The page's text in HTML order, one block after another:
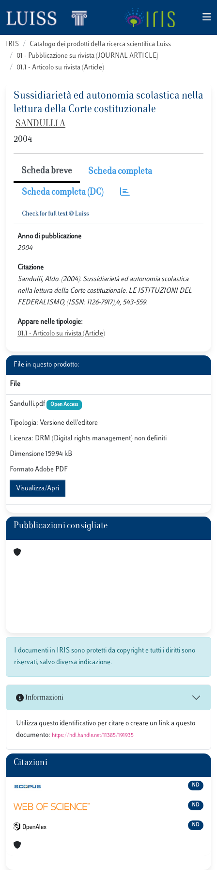
IRIS
Catalogo dei prodotti della ricerca scientifica Luiss
01 - Pubblicazione su rivista (JOURNAL ARTICLE)
01.1 - Articolo su rivista (Article)
Sussidiarietà ed autonomia scolastica nella
lettura della Corte costituzionale
SANDULLI A
2004
Scheda breve Scheda completa
Scheda completa (DC)
Anno di pubblicazione
2004
Citazione
Sandulli, Aldo. (2004). Sussidiarietà ed autonomia scolastica
nella lettura della Corte costituzionale. LE ISTITUZIONI DEL
FEDERALISMO, (ISSN: 1126-7917),4, 543-559.
Appare nelle tipologie:
01.1 - Articolo su rivista (Article)
File in questo prodotto:
File
Sandulli.pdf Open Access
Tipologia: Versione dell'editore
Licenza: DRM (Digital rights management) non definiti
Dimensione 159.94 kB
Formato Adobe PDF
Visualizza/Apri
Pubblicazioni consigliate
I documenti in IRIS sono protetti da copyright e tutti i diritti sono
riservati, salvo diversa indicazione.
Informazioni
Utilizza questo identificativo per citare o creare un link a questo
documento: https://hdl.handle.net/11385/191935
Citazioni
ND
ND
ND